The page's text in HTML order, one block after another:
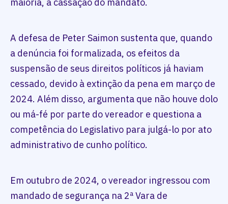
A defesa de Peter Saimon sustenta que, quando
a denúncia foi formalizada, os efeitos da
suspensão de seus direitos políticos já haviam
cessado, devido à extinção da pena em março de
2024. Além disso, argumenta que não houve dolo
ou má-fé por parte do vereador e questiona a
competência do Legislativo para julgá-lo por ato
administrativo de cunho político.
Em outubro de 2024, o vereador ingressou com
mandado de segurança na 2ª Vara de